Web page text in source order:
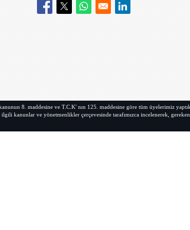
Opens in a new window
Opens in a new window
Opens in a new window
Opens in a new
8. maddesine ve T.C.K' nın 125. maddesine göre tüm üyelerimiz
ilgili kanunlar ve yönetmenlikler çerçevesinde tarafımızca incelenerek,